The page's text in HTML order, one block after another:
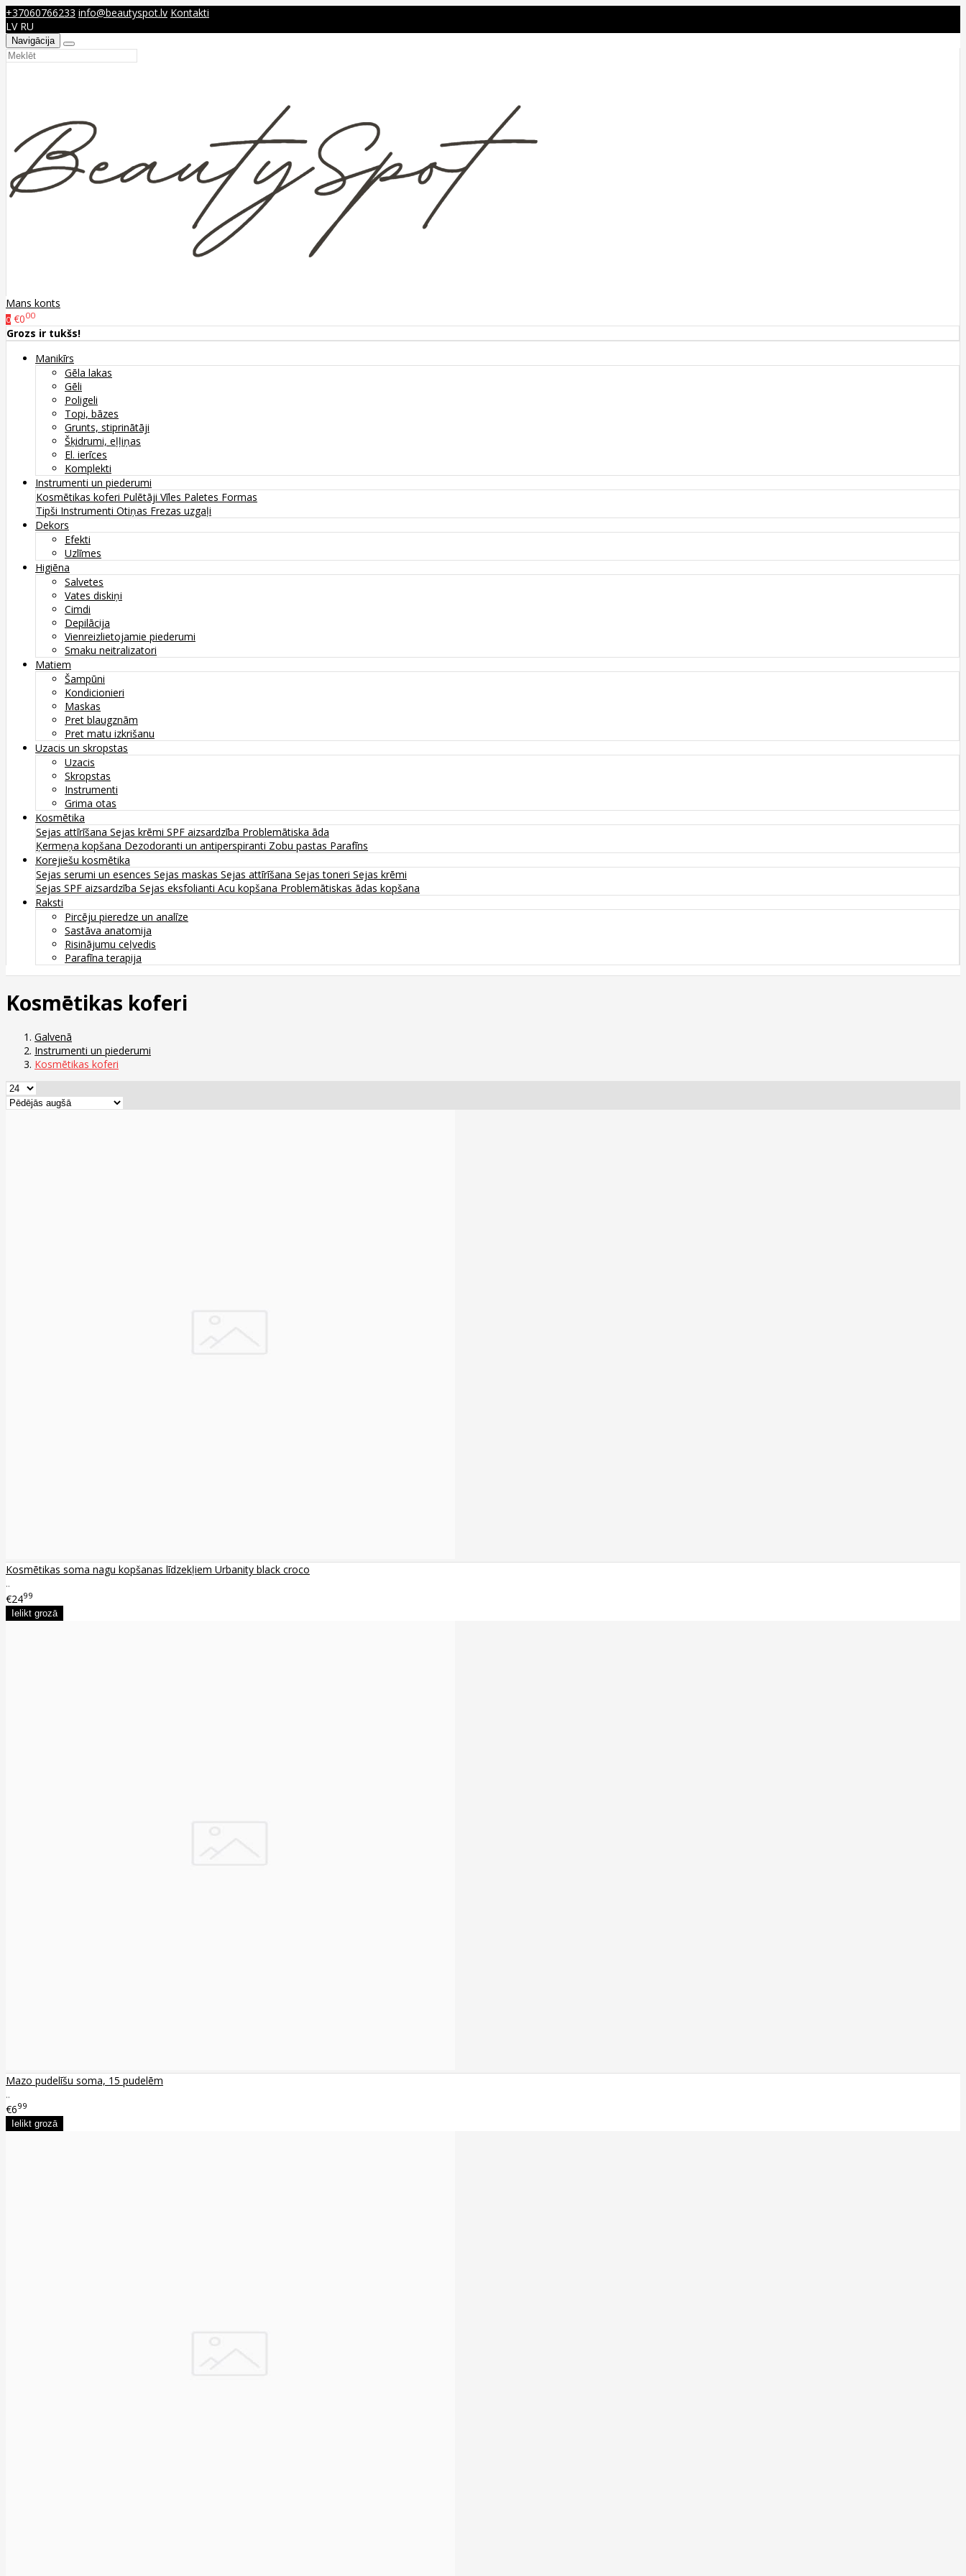
+37060766233 info@beautyspot.lv Kontakti
LV RU
Navigācija
Mans konts
0 €000
Grozs ir tukšs!
Manikīrs
Gēla lakas
Gēli
Poligeli
Topi, bāzes
Grunts, stiprinātāji
Šķidrumi, eļļiņas
El. ierīces
Komplekti
Instrumenti un piederumi
Kosmētikas koferi Pulētāji Vīles Paletes Formas
Tipši Instrumenti Otiņas Frezas uzgaļi
Dekors
Efekti
Uzlīmes
Higiēna
Salvetes
Vates diskiņi
Cimdi
Depilācija
Vienreizlietojamie piederumi
Smaku neitralizatori
Matiem
Šampūni
Kondicionieri
Maskas
Pret blaugznām
Pret matu izkrišanu
Uzacis un skropstas
Uzacis
Skropstas
Instrumenti
Grima otas
Kosmētika
Sejas attīrīšana Sejas krēmi SPF aizsardzība Problemātiska āda
Ķermeņa kopšana Dezodoranti un antiperspiranti Zobu pastas Parafīns
Korejiešu kosmētika
Sejas serumi un esences Sejas maskas Sejas attīrīšana Sejas toneri Sejas krēmi
Sejas SPF aizsardzība Sejas eksfolianti Acu kopšana Problemātiskas ādas kopšana
Raksti
Pircēju pieredze un analīze
Sastāva anatomija
Risinājumu ceļvedis
Parafīna terapija
Kosmētikas koferi
Galvenā
Instrumenti un piederumi
Kosmētikas koferi
Kosmētikas soma nagu kopšanas līdzekļiem Urbanity black croco
..
€2499
Mazo pudelīšu soma, 15 pudelēm
..
€699